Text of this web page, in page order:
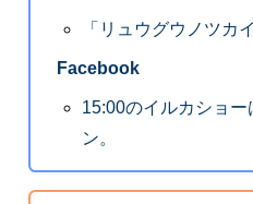
「リュウグウノツカ
Facebook
15:00のイルカショー
ン。